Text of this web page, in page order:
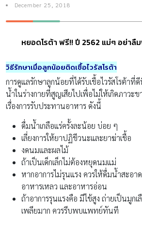
December 25, 2018
หยอดโรต้า ฟรี!! ปี 2562 แม่ๆ อย่าลื
วิธีรักษาเมื่อลูกน้อยติดเชื้อไวรัสโรต้า
การดูแลรักษาลูกน้อยที่ได้รับเชื้อไวรัสโรต้า
น้ำในร่างกายที่สูญเสียไปเพื่อไม่ให้เกิดภาวะ
เรื่องการรับประทานอาหาร ดังนี้
ดื่มน้ำเกลือแร่ครั้งละน้อย บ่อย ๆ
เลี่ยงการให้ยาปฏิชีวนะและยาฆ่าเชื้อ
งดนมและผลไม้
ถ้าเป็นเด็กเล็กไม่ต้องหยุดนมแม่
หากอาการไม่รุนแรง ควรให้ดื่มน้ำสะอา
อาหารเหลว และอาหารอ่อน
ถ้าอาการรุนแรงคือ มีไข้สูง ถ่ายเป็นมูก
เพลียมาก ควรรีบพบแพทย์ทันที